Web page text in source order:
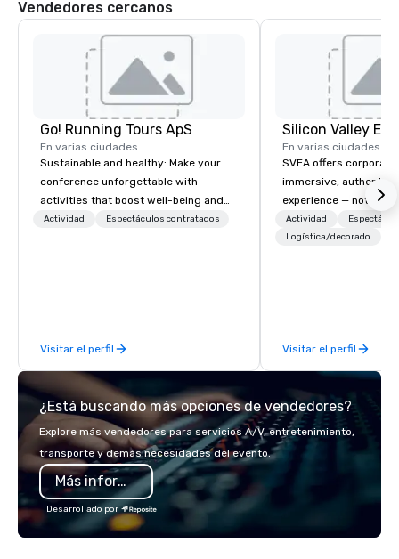
Vendedores cercanos
Go! Running Tours ApS
En varias ciudades
Sustainable and healthy: Make your
conference unforgettable with
activities that boost well-being and
lower carbon footprints. Explore the
Actividad Espectáculos contratados
Visitar el perfil
En varias ciudades
SVEA offers
immersive, authentic
experience — not a
transformation. We
facilitate custom
offsites. Whether
think like a Silicon
world's fastest-
or walk away with a
innovation playbook,
the Valley. Ideal for
seniority, and
Actividad
Logística/decorado
Visitar el perfil
¿Está buscando más opciones de vendedores?
Explore más vendedores para servicios A/V, entretenimiento,
transporte y demás necesidades del evento.
Más información
Desarrollado por